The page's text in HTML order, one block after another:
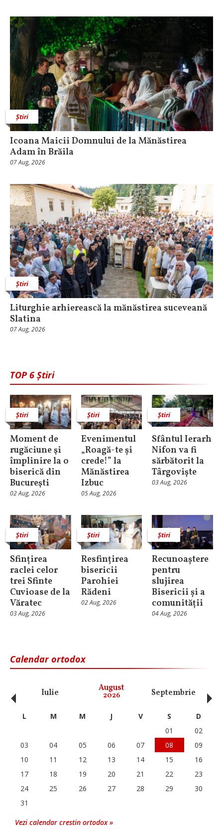
Știri
Icoana Maicii Domnului de la Mănăstirea
Adam în Brăila
07 Aug, 2026
Știri
Liturghie arhierească la mănăstirea suceveană
Slatina
07 Aug, 2026
TOP 6 Știri
Știri
Moment de
rugăciune şi
împlinire la o
biserică din
Bucureşti
02 Aug, 2026
Știri
Evenimentul
„Roagă-te și
crede!” la
Mănăstirea
Izbuc
05 Aug, 2026
Știri
Sfântul Ierarh
Nifon va fi
sărbătorit la
Târgoviște
03 Aug, 2026
Știri
Sfințirea
raclei celor
trei Sfinte
Cuvioase de la
Văratec
03 Aug, 2026
Știri
Resfințirea
bisericii
Parohiei
Rădeni
02 Aug, 2026
Știri
Recunoaștere
pentru
slujirea
Bisericii și a
comunității
04 Aug, 2026
Calendar ortodox
Iulie August
2026 Septembrie
‹ L M M J V S
D
01
02
03
04 05 06 07 08
09
10
11 12 13 14 15
16
17
18 19 20 21 22
23
24
25 26 27 28 29
30
31
Vezi calendar crestin ortodox »